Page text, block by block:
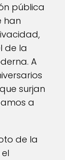
pública
han
de la
A
surjan
a
de la